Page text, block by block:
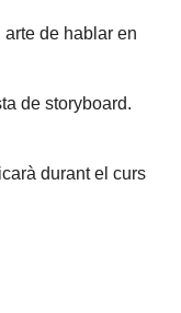
de hablar en
de storyboard.
durant el curs